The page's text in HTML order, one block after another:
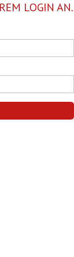
LOGIN AN.